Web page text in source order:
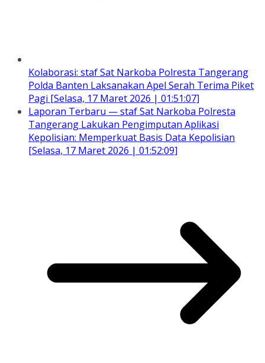
Kolaborasi: staf Sat Narkoba Polresta Tangerang
Polda Banten Laksanakan Apel Serah Terima Piket
Pagi [Selasa, 17 Maret 2026 | 01:51:07]
Laporan Terbaru — staf Sat Narkoba Polresta
Tangerang Lakukan Pengimputan Aplikasi
Kepolisian: Memperkuat Basis Data Kepolisian
[Selasa, 17 Maret 2026 | 01:52:09]